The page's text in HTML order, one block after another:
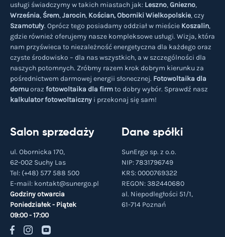
usługi świadczymy w takich miastach jak: Leszno,Gniezno,
Września, Śrem,Jarocin, Kościan,Oborniki Wielkopolskie, czy
Szamotuły. Oprócz tego posiadamy oddział w mieście Koszalin,
gdzie również oferujemy nasze kompleksowe usługi. Wizja, która
nam przyświeca to niezależność energetyczna dla każdego oraz
czyste środowisko – dla nas wszystkich, a w szczególności dla
naszych potomnych. Zróbmy razem krok dobrym kierunku za
pośrednictwem darmowej energii słonecznej. Fotowoltaika dla
domuoraz fotowoltaika dla firmto dobry wybór. Sprawdź nasz
kalkulator fotowoltaiczny i przekonaj się sam!
Salon sprzedaży
ul. Obornicka 170,
62-002 Suchy Las
Tel: (+48) 577 588 500
E-mail: kontakt@sunergo.pl
Godziny otwarcia
Poniedziałek - Piątek
09:00 - 17:00
Dane spółki
SunErgo sp. z o.o.
NIP: 7831796749
KRS: 0000769322
REGON: 382440680
al. Niepodległości 51/1,
61-714 Poznań